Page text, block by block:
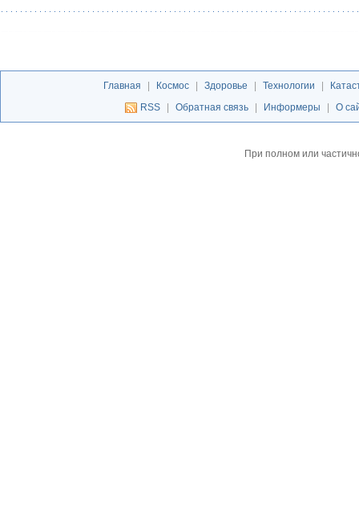
Главная | Космос | Здоровье | Технологии |
RSS
| Обратная связь | Информеры | О
При полном или